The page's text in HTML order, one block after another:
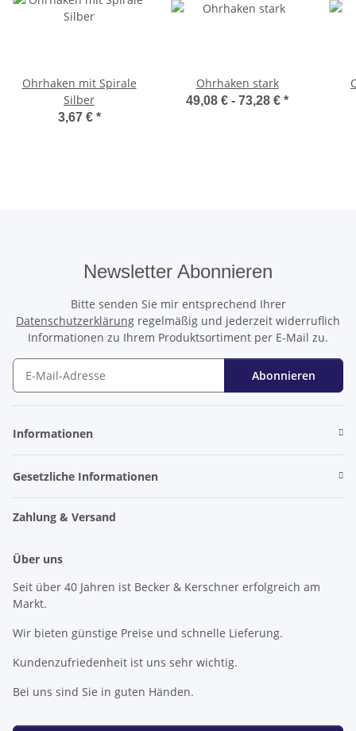
Ohrhaken mit Spirale
Silber
3,67 € *
Ohrhaken stark
49,08 € - 73,28 € *
Newsletter Abonnieren
Bitte senden Sie mir entsprechend Ihrer
Datenschutzerklärung regelmäßig und jederzeit widerruflich
Informationen zu Ihrem Produktsortiment per E-Mail zu.
Abonnieren
Informationen
Gesetzliche Informationen
Zahlung & Versand
Über uns
Seit über 40 Jahren ist Becker & Kerschner erfolgreich am
Markt.
Wir bieten günstige Preise und schnelle Lieferung.
Kundenzufriedenheit ist uns sehr wichtig.
Bei uns sind Sie in guten Händen.